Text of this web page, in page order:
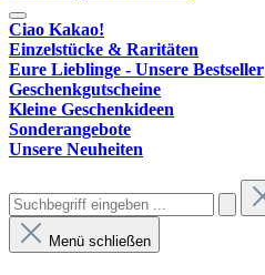
Ciao Kakao!
Einzelstücke & Raritäten
Eure Lieblinge - Unsere Bestseller
Geschenkgutscheine
Kleine Geschenkideen
Sonderangebote
Unsere Neuheiten
Menü schließen